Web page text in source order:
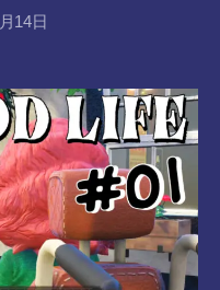
投
稿
a
8-
vr
14日